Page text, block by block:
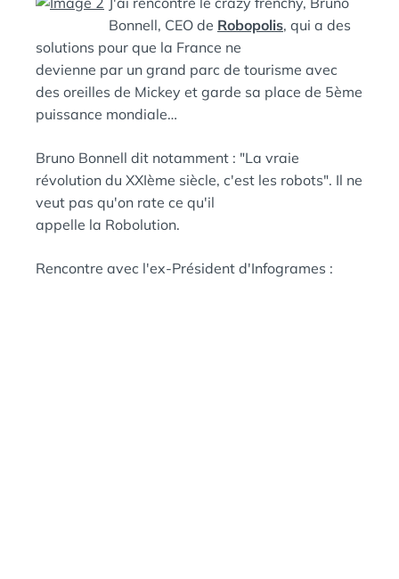
E
:
A
N
S
Bonnell, CEO de Robopolis, qui a des
solutions pour que la France ne
devienne par un grand parc de tourisme avec
des oreilles de Mickey et garde sa place de 5ème
puissance mondiale…
Bruno Bonnell dit notamment : "La vraie
révolution du XXIème siècle, c'est les robots". Il ne
veut pas qu'on rate ce qu'il
appelle la Robolution.
Rencontre avec l'ex-Président d'Infogrames :